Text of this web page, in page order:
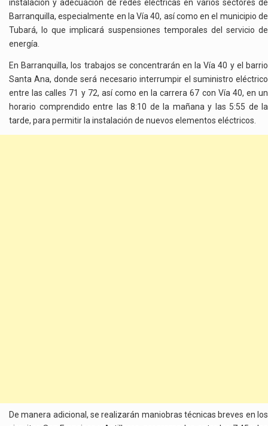
instalación y adecuación de redes eléctricas en varios sectores de
Barranquilla, especialmente en la Vía 40, así como en el municipio de
Tubará, lo que implicará suspensiones temporales del servicio de
energía.
En Barranquilla, los trabajos se concentrarán en la Vía 40 y el barrio
Santa Ana, donde será necesario interrumpir el suministro eléctrico
entre las calles 71 y 72, así como en la carrera 67 con Vía 40, en un
horario comprendido entre las 8:10 de la mañana y las 5:55 de la
tarde, para permitir la instalación de nuevos elementos eléctricos.
De manera adicional, se realizarán maniobras técnicas breves en los